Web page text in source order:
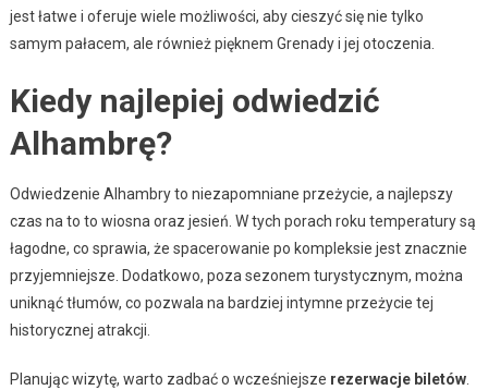
jest łatwe i oferuje wiele możliwości, aby cieszyć się nie tylko
samym pałacem, ale również pięknem Grenady i jej otoczenia.
Kiedy najlepiej odwiedzić
Alhambrę?
Odwiedzenie Alhambry to niezapomniane przeżycie, a najlepszy
czas na to to wiosna oraz jesień. W tych porach roku temperatury są
łagodne, co sprawia, że spacerowanie po kompleksie jest znacznie
przyjemniejsze. Dodatkowo, poza sezonem turystycznym, można
uniknąć tłumów, co pozwala na bardziej intymne przeżycie tej
historycznej atrakcji.
Planując wizytę, warto zadbać o wcześniejsze rezerwacje biletów.